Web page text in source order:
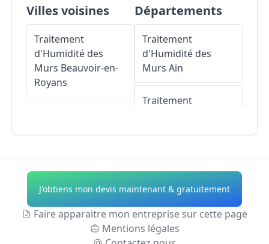
Villes voisines
Traitement
d'Humidité des
Murs Beauvoir-en-
Royans
Traitement
d'Humidité des
MursSaint-
Marcellin
Départements
Traitement
d'Humidité des
Murs Ain
Traitement
Traitement
d'Humidité des
Murs Allier
Traitement
d'Humidité des
J'obtiens mon devis maintenant & gratuitement
Faire apparaitre mon entreprise sur cette page
Mentions légales